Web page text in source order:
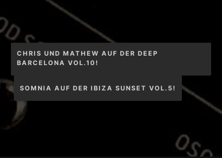
Beitragsnavigation
CHRIS UND MATHEW AUF DER DEEP
BARCELONA VOL.10!
SOMNIA AUF DER IBIZA SUNSET VOL.5!